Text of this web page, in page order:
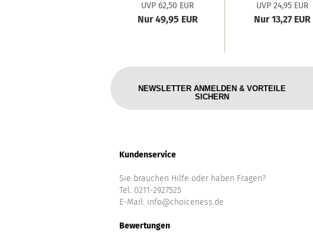
UVP 62,50 EUR
Nur 49,95 EUR
UVP 24,95 EUR
Nur 13,27 EUR
NEWSLETTER ANMELDEN & VORTEILE
SICHERN
Kundenservice
Sie brauchen Hilfe oder haben Fragen?
Tel. 0211-2927525
E-Mail: info@choiceness.de
Bewertungen